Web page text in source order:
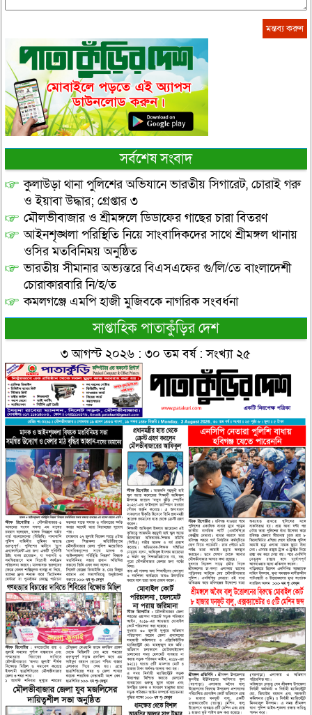
সর্বশেষ সংবাদ
কুলাউড়া থানা পুলিশের অভিযানে ভারতীয় সিগারেট, চোরাই গরু
ও ইয়াবা উদ্ধার; গ্রেপ্তার ৩
মৌলভীবাজার ও শ্রীমঙ্গলে ডিডাফের গাছের চারা বিতরণ
আইনশৃঙ্খলা পরিস্থিতি নিয়ে সাংবাদিকদের সাথে শ্রীমঙ্গল থানায়
ওসির মতবিনিময় অনুষ্ঠিত
ভারতীয় সীমানার অভ্যন্তরে বিএসএফের গু/লি/তে বাংলাদেশী
চোরাকারবারি নি/হ/ত
কমলগঞ্জে এমপি হাজী মুজিবকে নাগরিক সংবর্ধনা
সাপ্তাহিক পাতাকুঁড়ির দেশ
৩ আগস্ট ২০২৬ : ৩০ তম বর্ষ : সংখ্যা ২৫